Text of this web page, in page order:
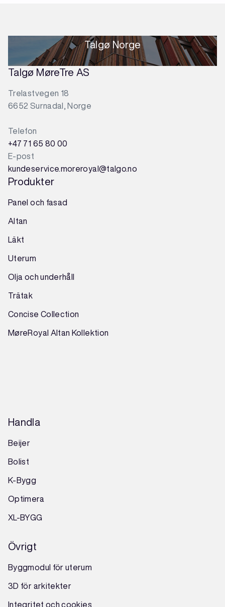
Talgø Norge
Talgø MøreTre AS
Trelastvegen 18
6652 Surnadal, Norge
Telefon
+47 71 65 80 00
E-post
kundeservice.moreroyal@talgo.no
Produkter
Panel och fasad
Altan
Läkt
Uterum
Olja och underhåll
Trätak
Concise Collection
MøreRoyal Altan Kollektion
Handla
Beijer
Bolist
K-Bygg
Optimera
XL-BYGG
Övrigt
Byggmodul för uterum
3D för arkitekter
Integritet och cookies